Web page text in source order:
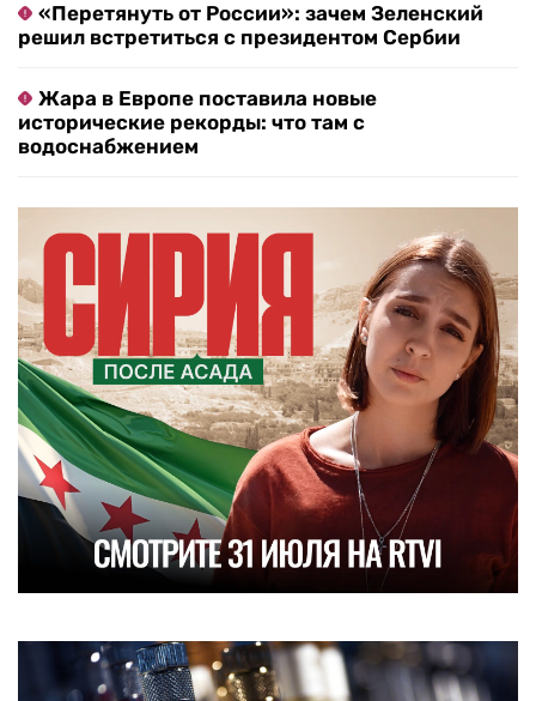
«Перетянуть от России»: зачем Зеленский
решил встретиться с президентом Сербии
Жара в Европе поставила новые
исторические рекорды: что там с
водоснабжением